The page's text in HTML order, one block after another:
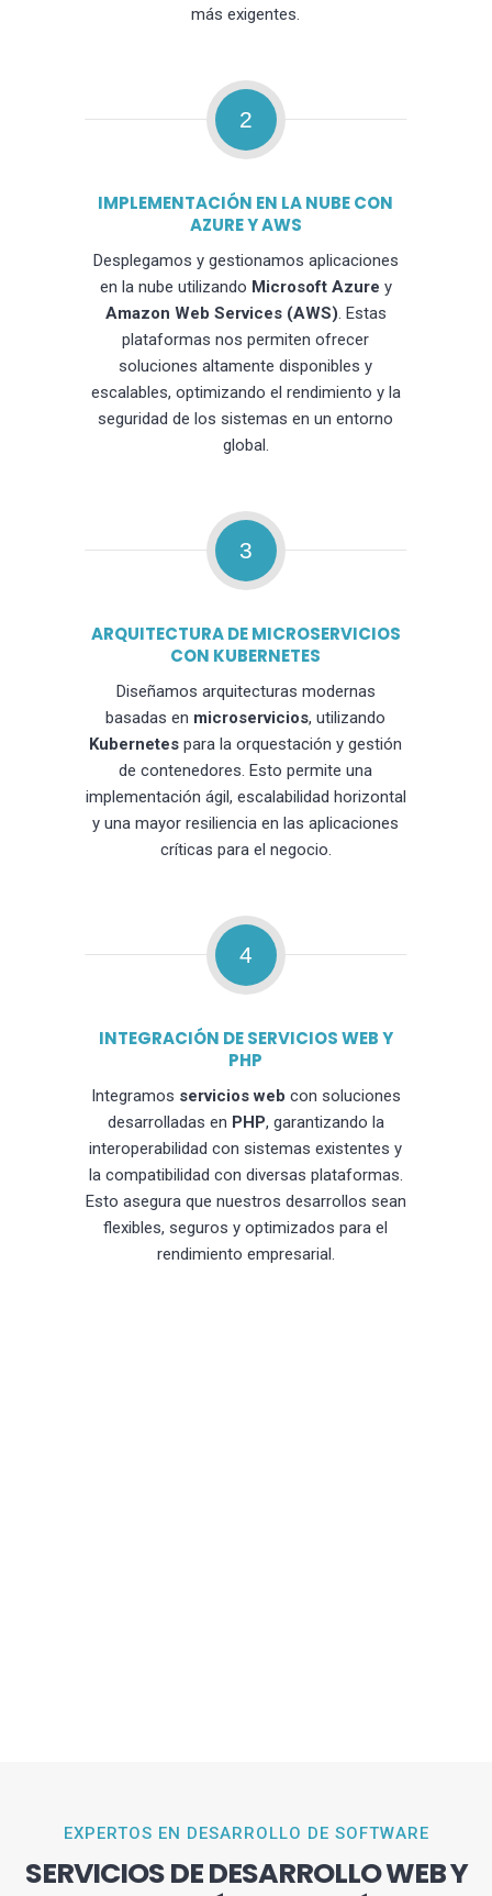
más exigentes.
2
IMPLEMENTACIÓN EN LA NUBE CON
AZURE Y AWS
Desplegamos y gestionamos aplicaciones
en la nube utilizando Microsoft Azure y
Amazon Web Services (AWS). Estas
plataformas nos permiten ofrecer
soluciones altamente disponibles y
escalables, optimizando el rendimiento y la
seguridad de los sistemas en un entorno
global.
3
ARQUITECTURA DE MICROSERVICIOS
CON KUBERNETES
Diseñamos arquitecturas modernas
basadas en microservicios, utilizando
Kubernetes para la orquestación y gestión
de contenedores. Esto permite una
implementación ágil, escalabilidad horizontal
y una mayor resiliencia en las aplicaciones
críticas para el negocio.
4
INTEGRACIÓN DE SERVICIOS WEB Y
PHP
Integramos servicios web con soluciones
desarrolladas en PHP, garantizando la
interoperabilidad con sistemas existentes y
la compatibilidad con diversas plataformas.
Esto asegura que nuestros desarrollos sean
flexibles, seguros y optimizados para el
rendimiento empresarial.
EXPERTOS EN DESARROLLO DE SOFTWARE
SERVICIOS DE DESARROLLO WEB Y